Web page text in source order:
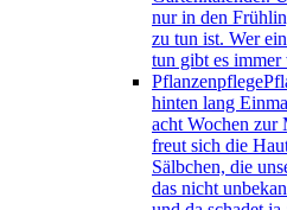
nur in den
zu tun ist. Wer
tun gibt es immer
Pflanzenpflege
hinten lang
acht Wochen zur
freut sich die
Sälbchen, die
das nicht